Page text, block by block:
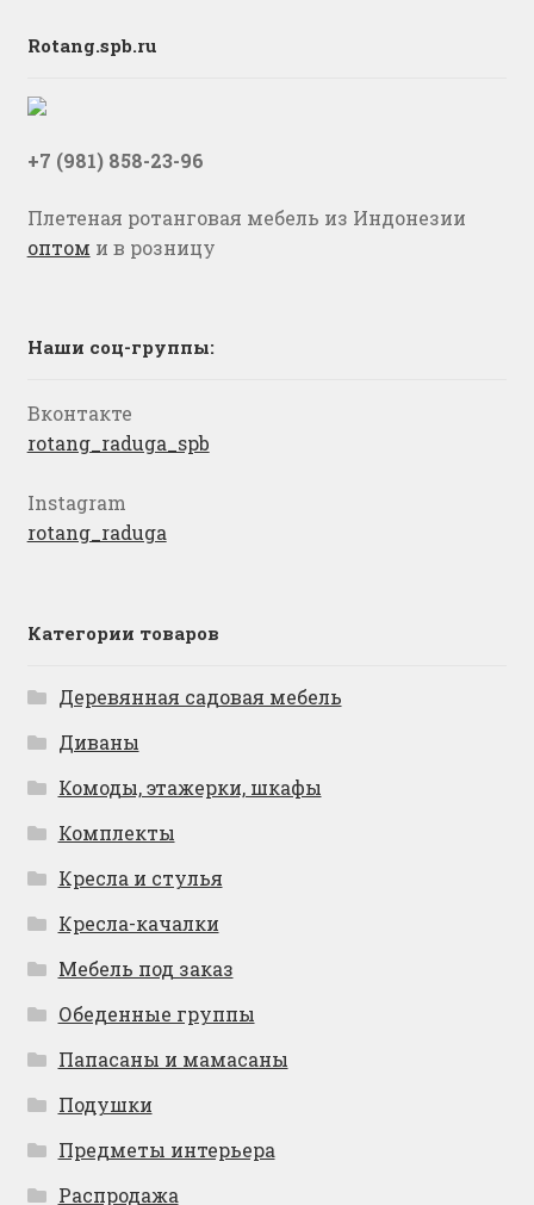
Rotang.spb.ru
+7 (981) 858-23-96
Плетеная ротанговая мебель из Индонезии
оптом и в розницу
Наши соц-группы:
Вконтакте
rotang_raduga_spb
Instagram
rotang_raduga
Категории товаров
Деревянная садовая мебель
Диваны
Комоды, этажерки, шкафы
Комплекты
Кресла и стулья
Кресла-качалки
Мебель под заказ
Обеденные группы
Папасаны и мамасаны
Подушки
Предметы интерьера
Распродажа